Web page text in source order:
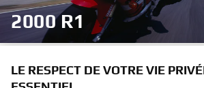
2000 R1
LE RESPECT DE VOTRE VIE
ESSENTIEL